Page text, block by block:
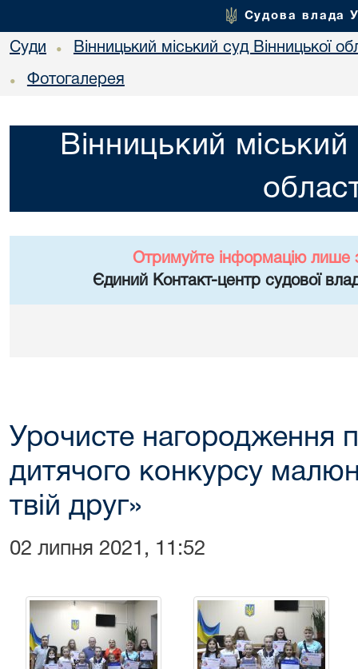
Судова влада
Суди • Вінницький міський суд Вінницької
• Фотогалерея
Вінницький міський
Отримуйте інформацію лише
Єдиний Контакт-центр судової
Урочисте нагородження
дитячого конкурсу
твій друг»
02 липня 2021, 11:52